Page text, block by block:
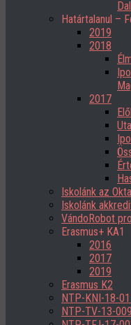
Határtalanul –
2019
2018
2017
Iskolánk az
Iskolánk
VándoRobot
Erasmus+ KA1
2016
2017
2019
Erasmus K2
NTP-KNI-18-
NTP-TV-13-